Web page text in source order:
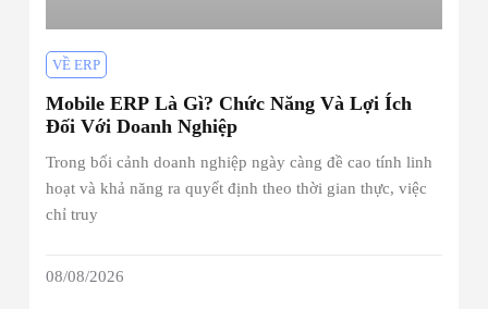
VỀ ERP
Mobile ERP Là Gì? Chức Năng Và Lợi Ích
Đối Với Doanh Nghiệp
Trong bối cảnh doanh nghiệp ngày càng đề cao tính linh
hoạt và khả năng ra quyết định theo thời gian thực, việc
chỉ truy
08/08/2026